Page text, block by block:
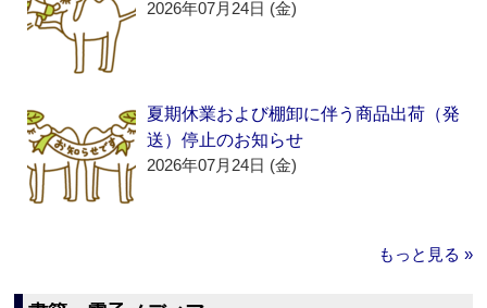
2026年07月24日 (金)
夏期休業および棚卸に伴う商品出荷（発
送）停止のお知らせ
2026年07月24日 (金)
もっと見る »